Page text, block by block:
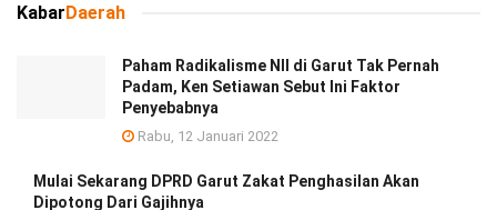
KabarDaerah
Paham Radikalisme NII di Garut Tak Pernah
Padam, Ken Setiawan Sebut Ini Faktor
Penyebabnya
Rabu, 12 Januari 2022
Mulai Sekarang DPRD Garut Zakat Penghasilan Akan
Dipotong Dari Gajihnya